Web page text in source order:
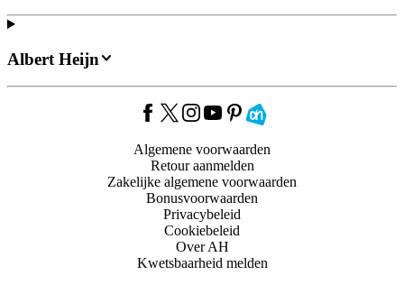
Albert Heijn
Algemene voorwaarden
Retour aanmelden
Zakelijke algemene voorwaarden
Bonusvoorwaarden
Privacybeleid
Cookiebeleid
Over AH
Kwetsbaarheid melden